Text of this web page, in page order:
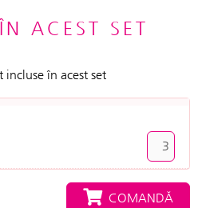
ACEST SET
incluse în acest set
COMANDĂ